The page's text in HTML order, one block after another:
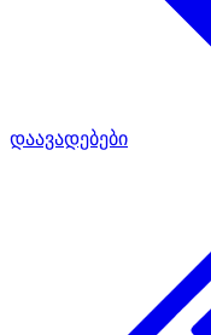
დაავადებები